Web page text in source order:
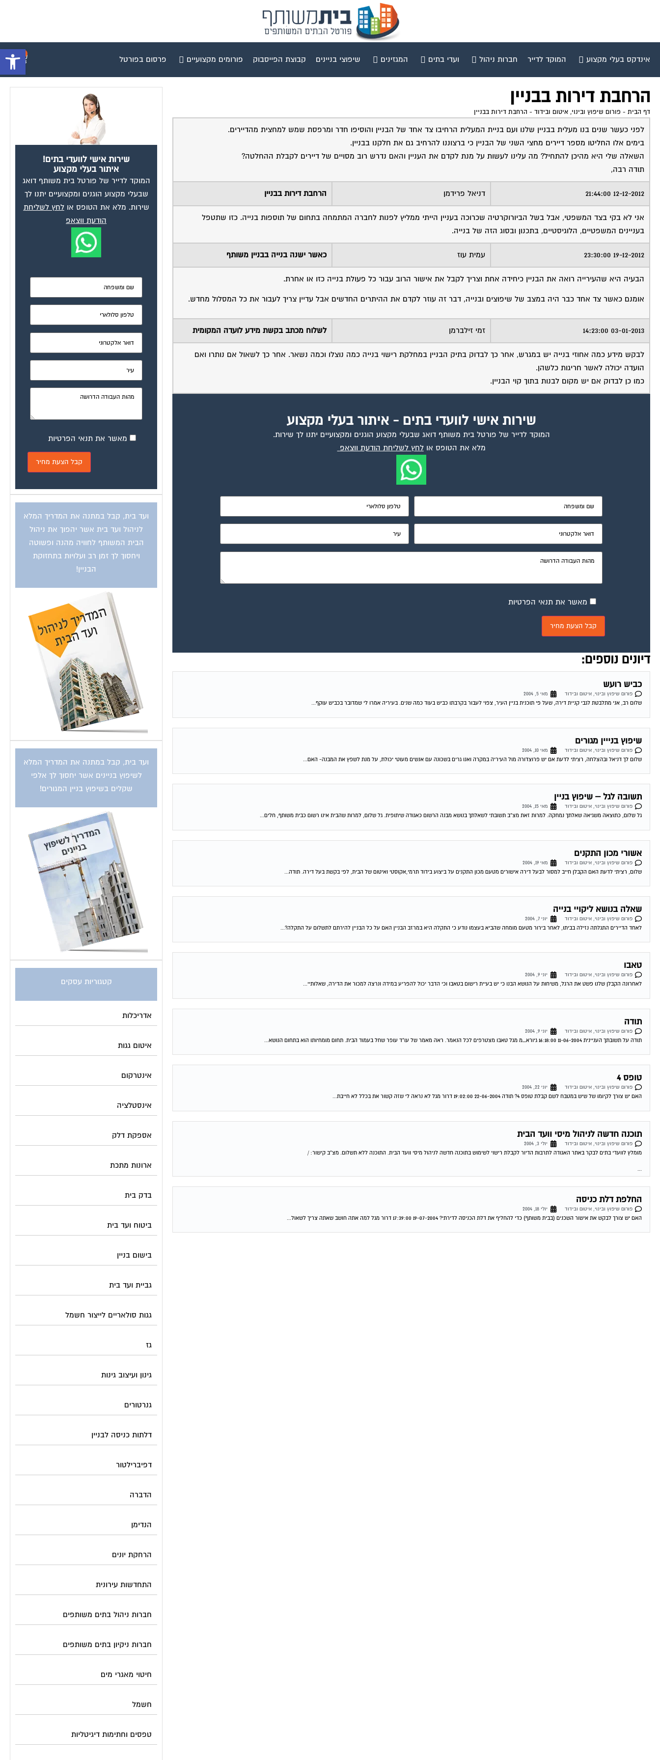
פתח אינדקס בעלי מקצוע המוקד לדייר חברות ניהול ועדי בתים המגזינים שיפוצי בניינים קבוצת הפייסבוק פורומים מקצועיים פרסום בפורטל
הרחבת דירות בבניין
דף הבית - פורום שיפוץ ובינוי, איטום ובידוד - הרחבת דירות בבניין
לפני כעשר שנים בנו מעלית בבניין שלנו ועם בניית המעלית הרחיבו צד אחד של הבניין והוסיפו חדר ומרפסת שמש למחצית מהדיירים.
בימים אלו החליטו מספר דיירים מחצי השני של הבניין כי ברצוננו להרחיב גם את חלקנו בבניין.
השאלה שלי היא מהיכן להתחיל? מה עלינו לעשות על מנת לקדם את העניין והאם נדרש רוב מסויים של דיירים לקבלת ההחלטה?
תודה רבה,
12-12-2012 21:44:00 דניאל פרידמן הרחבת דירות בבניין
אני לא בקי בצד המשפטי, אבל בשל הביורוקרטיה שכרוכה בעניין הייתי ממליץ לפנות לחברה המתמחה בתחום של תוספות בנייה. כזו שתטפל
בעניינים המשפטיים, הלוגיסטיים, בתכנון ובסוג הזה של בנייה.
19-12-2012 23:30:00 עמית עוז כאשר ישנה בנייה בבניין משותף
הבעיה היא שהעירייה רואה את הבניין כיחידה אחת וצריך לקבל את אישור הרוב עבור כל פעולת בנייה כזו או אחרת.
אומנם כאשר צד אחד כבר היה במצב של שיפוצים ובנייה, דבר זה עוזר לקדם את ההיתרים החדשים אבל עדיין צריך לעבור את כל המסלול מחדש.
03-01-2013 14:23:00 זמי זילברמן לשלוח מכתב בקשת מידע לועדה המקומית
לבקש מידע כמה אחוזי בנייה יש במגרש, אחר כך לבדוק בתיק הבניין במחלקת רישוי בנייה כמה נוצלו וכמה נשאר. אחר כך לשאול אם נותרו ואם
הועדה יכולה לאשר חריגות כלשהן.
כמו כן לבדוק אם יש מקום לבנות בתוך קוי הבניין.
שירות אישי לוועדי בתים - איתור בעלי מקצוע
המוקד לדייר של פורטל בית משותף דואג שבעלי מקצוע הוגנים ומקצועיים יתנו לך שירות.
מלא את הטופס אולחץ לשליחת הודעת ווצאפ
מאשר את תנאי הפרטיות
דיונים נוספים:
כביש רועש
פורום שיפוץ ובינוי, איטום ובידוד
מאי 5, 2004
שלום רב, אני מתלבטת לגבי קניית דירה, שעל פי תוכנית בניין העיר, צפוי לעבור בקרבתו כביש בעוד כמה שנים. בעיריה אמרו לי שמדובר בכביש עוקף...
שיפוץ בנייין מגורים
פורום שיפוץ ובינוי, איטום ובידוד
מאי 10, 2004
שלום לך דניאל ובהצלחה, רציתי לדעת אם יש פרוצדורה מול העיריה במקרה ואנו גרים בשכונה עם אנשים מעוטי יכולת, על מנת לשפץ את המבנה- האם...
תשובה לגל – שיפוץ בניין
פורום שיפוץ ובינוי, איטום ובידוד
מאי 15, 2004
גל שלום, כתוצאה משגיאה שאלתך נמחקה. למרות זאת מצ"ב תשובתי לשאלתך בנושא מבנה הרשום כאגודה שיתופית. גל שלום, למרות שהבית אינו רשום כבית משותף, חלים...
אשורי מכון התקנים
פורום שיפוץ ובינוי, איטום ובידוד
מאי 19, 2004
שלום, רציתי לדעת האם הקבלן חייב למסור לבעל דירה אישורים מטעם מכון התקנים על ביצוע בידוד תרמי,אקוסטי ואיטום של הבית, לפי בקשת בעל דירה. תודה...
שאלה בנושא ליקויי בנייה
פורום שיפוץ ובינוי, איטום ובידוד
יוני 7, 2004
לאחד הדיירים התגלתה נזילה בביתו, לאחר בירור מטעם מומחה שהביא בעצמו נודע כי התקלה היא במרזב הבניין האם על כל הבניין להירתם לתשלום על התקלה?...
טאבו
פורום שיפוץ ובינוי, איטום ובידוד
יוני 9, 2004
לאחרונה הקבלן שלנו פשט את הרגל, משיחות על הנושא הבנו כי יש בעיית רישום בטאבו וכי הדבר יכול להפריע במידה ונרצה למכור את הדירה, שאלותיי...
תודה
פורום שיפוץ ובינוי, איטום ובידוד
יוני 9, 2004
תודה על תשובתך העניינית 11-06-2004 16:18:00 גיורא_מ מגל טאבו מצטרפים לכל הנאמר. ראה מאמר של עו"ד עופר שחל בעמוד הבית. תחום מומחיותו הוא בתחום הנושא...
טופס 4
פורום שיפוץ ובינוי, איטום ובידוד
יוני 22, 2004
האם יש צורך לקיומו של שיש במטבח לשם קבלת טופס 4? תודה 22-06-2004 19:02:00 דרור מגל לא נראה לי שזה קשור את בכלל לא חייבת...
תוכנה חדשה לניהול מיסי וועד הבית
פורום שיפוץ ובינוי, איטום ובידוד
יולי 3, 2004
מומלץ לוועדי בתים לבקר באתר האגודה לתרבות הדיור לקבלת רישוי לשימוש בתוכנה חדשה לניהול מיסי וועד הבית. התוכנה ללא תשלום. מצ"ב קישור: /
...
החלפת דלת כניסה
פורום שיפוץ ובינוי, איטום ובידוד
יולי 18, 2004
האם יש צורך לבקש את אישור השכנים (בבית משותף) כדי להחליף את דלת הכניסה לדירתי? 19-07-2004 17:39:00 דרור מגל למה אתה חושב שאתה צריך לשאול...
שירות אישי לוועדי בתים!
איתור בעלי מקצוע
המוקד לדייר של פורטל בית משותף דואג
שבעלי מקצוע הוגנים ומקצועיים יתנו לך
שירות. מלא את הטופס אולחץ לשליחת
הודעת ווצאפ
מאשר את תנאי הפרטיות
ועד בית, קבל במתנה את המדריך המלא
לניהול ועד בית אשר יהפוך את ניהול
הבית המשותף לחוויה מהנה ופשוטה
ויחסוך לך זמן רב ועלויות בתחזוקת
הבניין!
ועד בית, קבל במתנה את המדריך המלא
לשיפוץ בניינים אשר יחסוך לך אלפי
שקלים בשיפוץ בניין המגורים!
קטגוריות עסקים
אדריכלות
איטום גגות
אינטרקום
אינסטלציה
אספקת דלק
ארונות מתכת
בדק בית
ביטוח ועד בית
בישום בניין
גביית ועד בית
גגות סולאריים לייצור חשמל
גז
גינון ועיצוב גינות
גנרטורים
דלתות כניסה לבניין
דפיברילטור
הדברה
הנדימן
הרחקת יונים
התחדשות עירונית
חברות ניהול בתים משותפים
חברות ניקיון בתים משותפים
חיטוי מאגרי מים
חשמל
טפסים וחתימות דיגיטליות